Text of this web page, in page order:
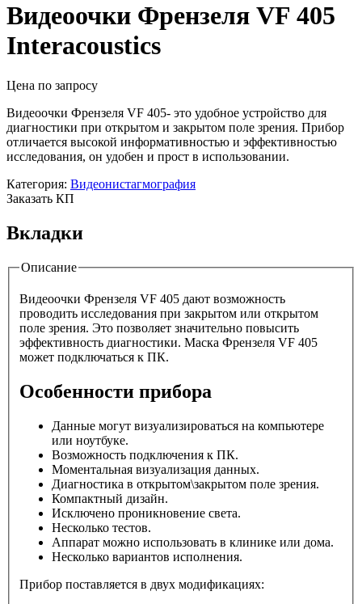
Видеоочки Френзеля VF 405
Interacoustics
Цена по запросу
Видеоочки Френзеля VF 405- это удобное устройство для
диагностики при открытом и закрытом поле зрения. Прибор
отличается высокой информативностью и эффективностью
исследования, он удобен и прост в использовании.
Категория: Видеонистагмография
Заказать КП
Вкладки
Описание
Видеоочки Френзеля VF 405 дают возможность
проводить исследования при закрытом или открытом
поле зрения. Это позволяет значительно повысить
эффективность диагностики. Маска Френзеля VF 405
может подключаться к ПК.
Особенности прибора
Данные могут визуализироваться на компьютере
или ноутбуке.
Возможность подключения к ПК.
Моментальная визуализация данных.
Диагностика в открытом\закрытом поле зрения.
Компактный дизайн.
Исключено проникновение света.
Несколько тестов.
Аппарат можно использовать в клинике или дома.
Несколько вариантов исполнения.
Прибор поставляется в двух модификациях: